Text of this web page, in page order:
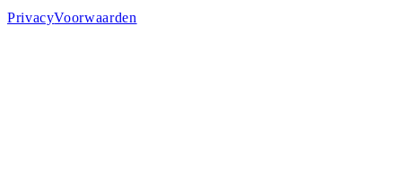
PrivacyVoorwaarden